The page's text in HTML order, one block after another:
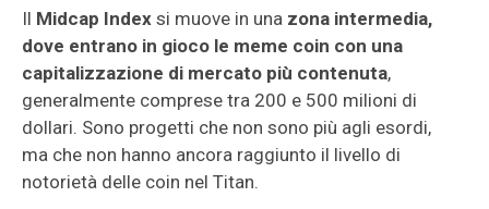
Il Midcap Index si muove in una zona intermedia,
dove entrano in gioco le meme coin con una
capitalizzazione di mercato più contenuta,
generalmente comprese tra 200 e 500 milioni di
dollari. Sono progetti che non sono più agli esordi,
ma che non hanno ancora raggiunto il livello di
notorietà delle coin nel Titan.